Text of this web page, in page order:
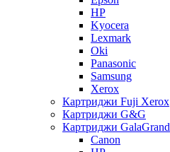
HP
Kyocera
Lexmark
Oki
Panasonic
Samsung
Xerox
Картриджи Fuji Xerox
Картриджи G&G
Картриджи GalaGrand
Canon